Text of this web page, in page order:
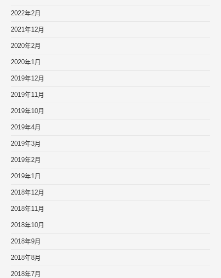
2022年2月
2021年12月
2020年2月
2020年1月
2019年12月
2019年11月
2019年10月
2019年4月
2019年3月
2019年2月
2019年1月
2018年12月
2018年11月
2018年10月
2018年9月
2018年8月
2018年7月